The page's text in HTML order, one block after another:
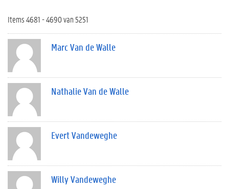
Items 4681 - 4690 van 5251
Marc Van de Walle
Nathalie Van de Walle
Evert Vandeweghe
Willy Vandeweghe